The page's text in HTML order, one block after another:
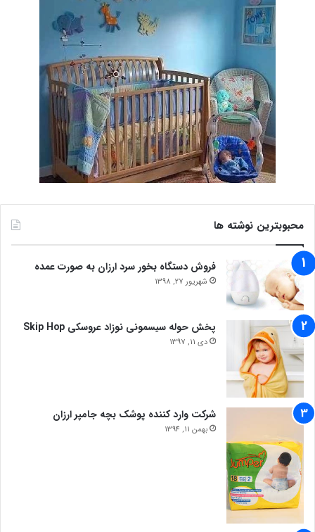
محبوبترین نوشته ها
فروش دستگاه بخور سرد ارزان به صورت عمده
شهریور 27, 1398
پخش حوله سیسمونی نوزاد عروسکی Skip Hop
دی 11, 1397
شرکت وارد کننده پوشک بچه جامپر ارزان
بهمن 11, 1394